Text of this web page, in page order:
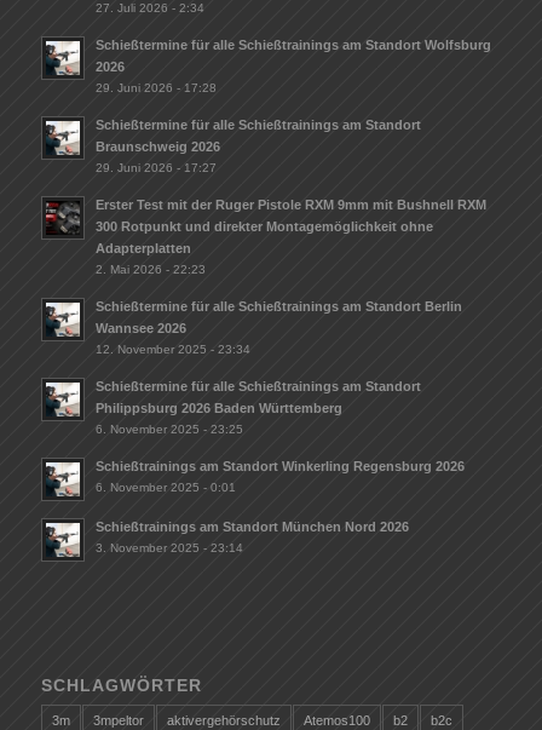
27. Juli 2026 - 2:34
Schießtermine für alle Schießtrainings am Standort Wolfsburg
2026
29. Juni 2026 - 17:28
Schießtermine für alle Schießtrainings am Standort
Braunschweig 2026
29. Juni 2026 - 17:27
Erster Test mit der Ruger Pistole RXM 9mm mit Bushnell RXM
300 Rotpunkt und direkter Montagemöglichkeit ohne
Adapterplatten
2. Mai 2026 - 22:23
Schießtermine für alle Schießtrainings am Standort Berlin
Wannsee 2026
12. November 2025 - 23:34
Schießtermine für alle Schießtrainings am Standort
Philippsburg 2026 Baden Württemberg
6. November 2025 - 23:25
Schießtrainings am Standort Winkerling Regensburg 2026
6. November 2025 - 0:01
Schießtrainings am Standort München Nord 2026
3. November 2025 - 23:14
SCHLAGWÖRTER
3m 3mpeltor aktivergehörschutz Atemos100 b2 b2c